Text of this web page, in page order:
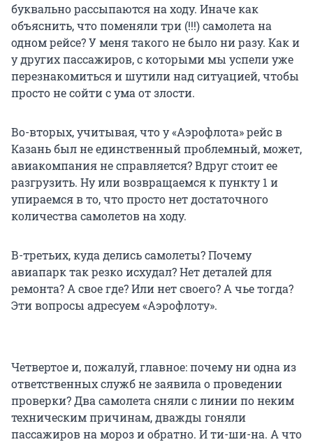
буквально рассыпаются на ходу. Иначе как
объяснить, что поменяли три (!!!) самолета на
одном рейсе? У меня такого не было ни разу. Как и
у других пассажиров, с которыми мы успели уже
перезнакомиться и шутили над ситуацией, чтобы
просто не сойти с ума от злости.
Во-вторых, учитывая, что у «Аэрофлота» рейс в
Казань был не единственный проблемный, может,
авиакомпания не справляется? Вдруг стоит ее
разгрузить. Ну или возвращаемся к пункту 1 и
упираемся в то, что просто нет достаточного
количества самолетов на ходу.
В-третьих, куда делись самолеты? Почему
авиапарк так резко исхудал? Нет деталей для
ремонта? А свое где? Или нет своего? А чье тогда?
Эти вопросы адресуем «Аэрофлоту».
Четвертое и, пожалуй, главное: почему ни одна из
ответственных служб не заявила о проведении
проверки? Два самолета сняли с линии по неким
техническим причинам, дважды гоняли
пассажиров на мороз и обратно. И ти-ши-на. А что